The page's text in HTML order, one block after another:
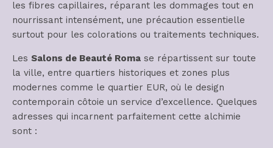
les fibres capillaires, réparant les dommages tout en
nourrissant intensément, une précaution essentielle
surtout pour les colorations ou traitements techniques.
Les Salons de Beauté Roma se répartissent sur toute
la ville, entre quartiers historiques et zones plus
modernes comme le quartier EUR, où le design
contemporain côtoie un service d’excellence. Quelques
adresses qui incarnent parfaitement cette alchimie
sont :